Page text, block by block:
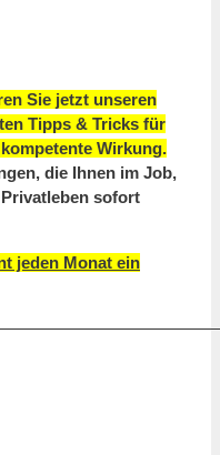
Sie jetzt unseren
Tipps & Tricks für
Wirkung.
die Ihnen im Job,
sofort
jeden Monat ein